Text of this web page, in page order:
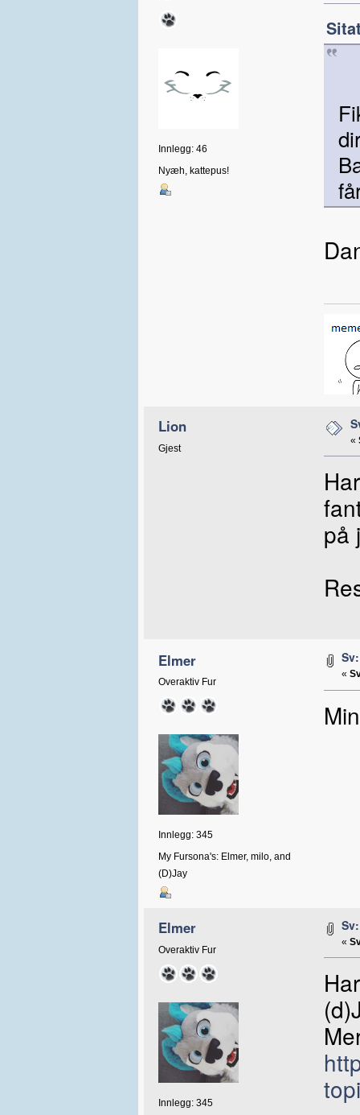
Innlegg: 46
Nyæh, kattepus!
Lion
Gjest
«
på
Elmer
Overaktiv Fur
Innlegg: 345
My Fursona's: Elmer, milo, and
(D)Jay
«
Elmer
Overaktiv Fur
Innlegg: 345
«